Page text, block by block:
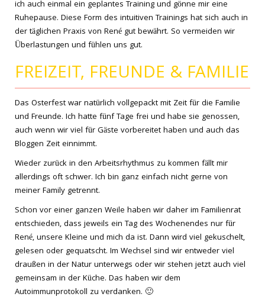
ich auch einmal ein geplantes Training und gönne mir eine
Ruhepause. Diese Form des intuitiven Trainings hat sich auch in
der täglichen Praxis von René gut bewährt. So vermeiden wir
Überlastungen und fühlen uns gut.
FREIZEIT, FREUNDE & FAMILIE
Das Osterfest war natürlich vollgepackt mit Zeit für die Familie
und Freunde. Ich hatte fünf Tage frei und habe sie genossen,
auch wenn wir viel für Gäste vorbereitet haben und auch das
Bloggen Zeit einnimmt.
Wieder zurück in den Arbeitsrhythmus zu kommen fällt mir
allerdings oft schwer. Ich bin ganz einfach nicht gerne von
meiner Family getrennt.
Schon vor einer ganzen Weile haben wir daher im Familienrat
entschieden, dass jeweils ein Tag des Wochenendes nur für
René, unsere Kleine und mich da ist. Dann wird viel gekuschelt,
gelesen oder gequatscht. Im Wechsel sind wir entweder viel
draußen in der Natur unterwegs oder wir stehen jetzt auch viel
gemeinsam in der Küche. Das haben wir dem
Autoimmunprotokoll zu verdanken. 🙂